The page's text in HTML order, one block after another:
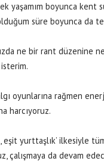
yaşamım boyunca kent
süre boyunca da
ne bir rant düzenine
oyunlarına rağmen
harcıyoruz.
eşit yurttaşlık’ ilkesiyle
çalışmaya da devam